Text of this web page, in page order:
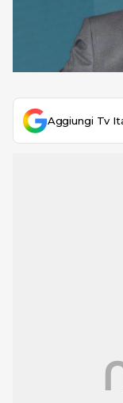
Aggiungi Tv